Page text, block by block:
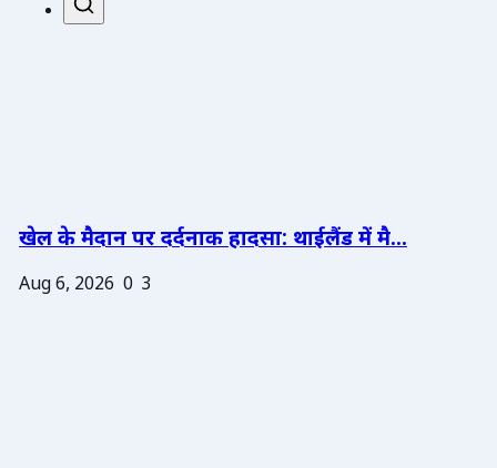
खेल के मैदान पर दर्दनाक हादसा: थाईलैंड में मै...
Aug 6, 2026 0 3